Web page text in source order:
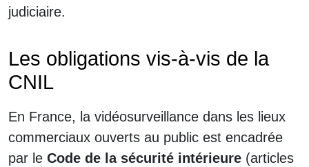
judiciaire.
Les obligations vis-à-vis de la
CNIL
En France, la vidéosurveillance dans les lieux
commerciaux ouverts au public est encadrée
par le Code de la sécurité intérieure (articles